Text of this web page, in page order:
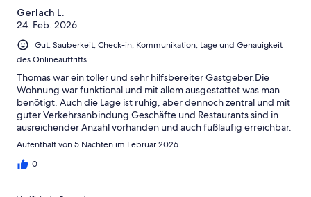
Gerlach L.
24. Feb. 2026
Gut: Sauberkeit, Check-in, Kommunikation, Lage und Genauigkeit
des Onlineauftritts
Thomas war ein toller und sehr hilfsbereiter Gastgeber.Die
Wohnung war funktional und mit allem ausgestattet was man
benötigt. Auch die Lage ist ruhig, aber dennoch zentral und mit
guter Verkehrsanbindung.Geschäfte und Restaurants sind in
ausreichender Anzahl vorhanden und auch fußläufig erreichbar.
Aufenthalt von 5 Nächten im Februar 2026
0